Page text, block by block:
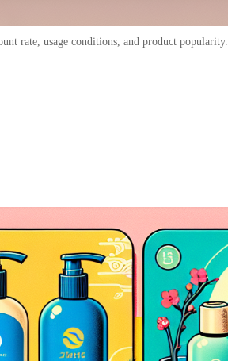
rate, usage conditions, and product popularity.